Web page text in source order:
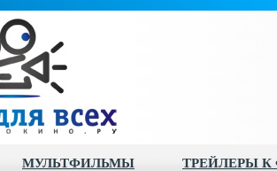
МУЛЬТФИЛЬМЫ ТРЕЙЛЕРЫ